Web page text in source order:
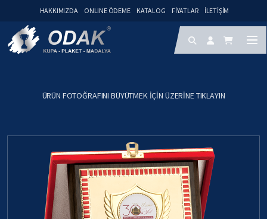
HAKKIMIZDA ONLINE ÖDEME KATALOG FIYATLAR İLETIŞIM
ÜRÜN FOTOĞRAFINI BÜYÜTMEK IÇIN ÜZERINE TIKLAYIN